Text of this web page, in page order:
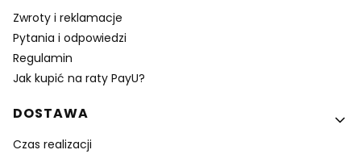
Zwroty i reklamacje
Pytania i odpowiedzi
Regulamin
Jak kupić na raty PayU?
DOSTAWA
Czas realizacji